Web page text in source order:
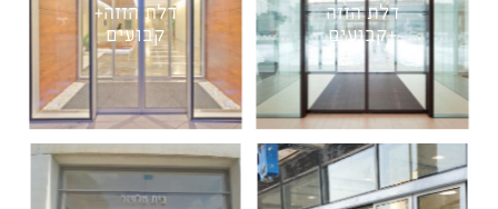
דלת הזזה
+קבועים
דלת הזזה+
קבועים